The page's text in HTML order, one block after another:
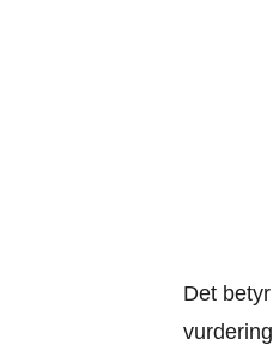
Det